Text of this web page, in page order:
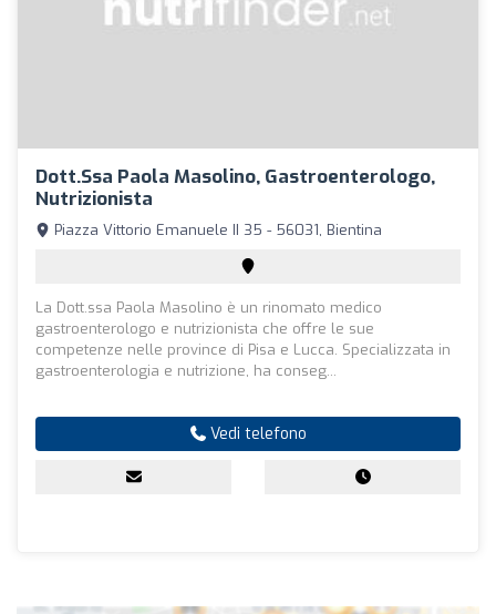
Dott.ssa Paola Masolino, Gastroenterologo,
Nutrizionista
Piazza Vittorio Emanuele II 35 - 56031, Bientina
La Dott.ssa Paola Masolino è un rinomato medico
gastroenterologo e nutrizionista che offre le sue
competenze nelle province di Pisa e Lucca. Specializzata in
gastroenterologia e nutrizione, ha conseg...
Vedi telefono